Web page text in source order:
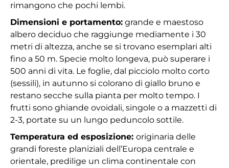
rimangono che pochi lembi.
Dimensioni e portamento: grande e maestoso
albero deciduo che raggiunge mediamente i 30
metri di altezza, anche se si trovano esemplari alti
fino a 50 m. Specie molto longeva, può superare i
500 anni di vita. Le foglie, dal picciolo molto corto
(sessili), in autunno si colorano di giallo bruno e
restano secche sulla pianta per molto tempo. I
frutti sono ghiande ovoidali, singole o a mazzetti di
2-3, portate su un lungo peduncolo sottile.
Temperatura ed esposizione: originaria delle
grandi foreste planiziali dell’Europa centrale e
orientale, predilige un clima continentale con